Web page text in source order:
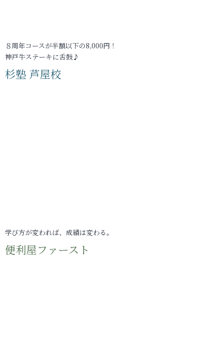
８周年コースが半額以下の8,000円！
神戸牛ステーキに舌鼓♪
杉塾 芦屋校
学び方が変われば、成績は変わる。
便利屋ファースト